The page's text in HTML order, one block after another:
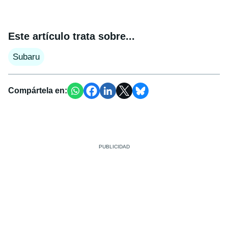
Este artículo trata sobre...
Subaru
Compártela en: